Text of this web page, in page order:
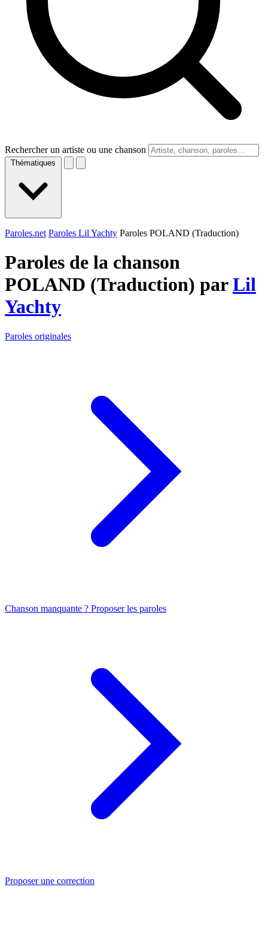
Rechercher un artiste ou une chanson
Thématiques
Paroles.net Paroles Lil Yachty Paroles POLAND (Traduction)
Paroles de la chanson
POLAND (Traduction) parLil
Yachty
Paroles originales
Chanson manquante ? Proposer les paroles
Proposer une correction